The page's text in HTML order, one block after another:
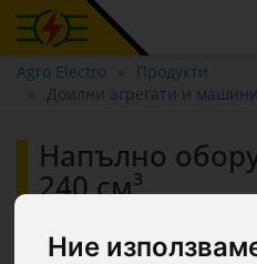
Ние
Agro Electro
Продукти
Доилни агрегати и
Напълно
240 см³